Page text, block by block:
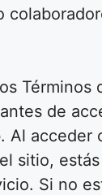
Términos
de
Al acceder
sitio,
Si no